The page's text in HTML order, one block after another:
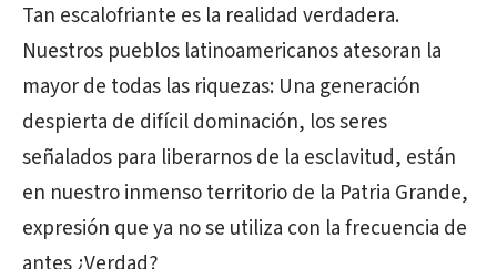
Tan escalofriante es la realidad verdadera.
Nuestros pueblos latinoamericanos atesoran la
mayor de todas las riquezas: Una generación
despierta de difícil dominación, los seres
señalados para liberarnos de la esclavitud, están
en nuestro inmenso territorio de la Patria Grande,
expresión que ya no se utiliza con la frecuencia de